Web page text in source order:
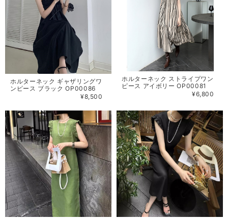
ホルターネック ギャザリングワ
ンピース ブラック OP00086
¥8,500
ホルターネック ストライプワン
ピース アイボリー OP00081
¥6,800